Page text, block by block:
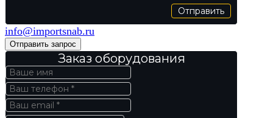
Отправить
info@importsnab.ru
Отправить запрос
Заказ оборудования